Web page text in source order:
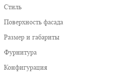
Стиль
Поверхность фасада
Размер и габариты
Фурнитура
Конфигурация